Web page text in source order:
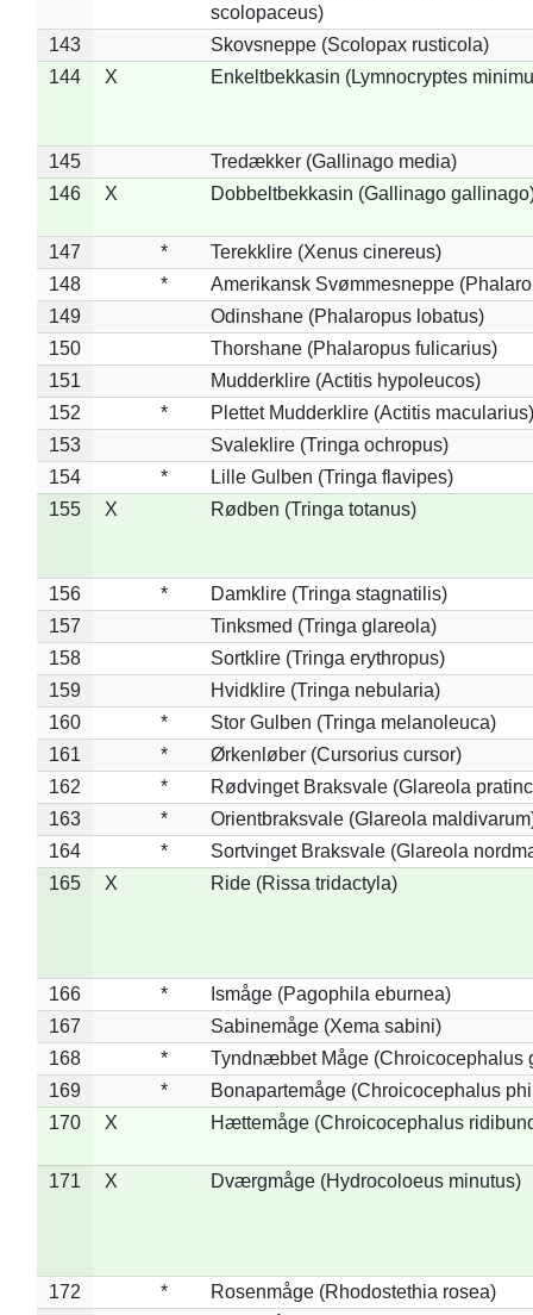
scolopaceus)
143
Skovsneppe (Scolopax rusticola)
144
X Enkeltbekkasin (Lymnocryptes
145
Tredækker (Gallinago media)
146
X Dobbeltbekkasin (Gallinago
147 *
Terekklire (Xenus cinereus)
148
*
Amerikansk Svømmesneppe
149
Odinshane (Phalaropus lobatus)
150
Thorshane (Phalaropus fulicarius)
151
Mudderklire (Actitis hypoleucos)
152
*
Plettet Mudderklire (Actitis macularius)
153
Svaleklire (Tringa ochropus)
154
*
Lille Gulben (Tringa flavipes)
155
X Rødben (Tringa totanus)
156 *
Damklire (Tringa stagnatilis)
157
Tinksmed (Tringa glareola)
158
Sortklire (Tringa erythropus)
159
Hvidklire (Tringa nebularia)
160
*
Stor Gulben (Tringa melanoleuca)
161
*
Ørkenløber (Cursorius cursor)
162
*
Rødvinget Braksvale (Glareola
163
*
Orientbraksvale (Glareola
164
*
Sortvinget Braksvale (Glareola
165
X Ride (Rissa tridactyla)
166 *
Ismåge (Pagophila eburnea)
167
Sabinemåge (Xema sabini)
168
*
Tyndnæbbet Måge (Chroicocephalus
169
*
Bonapartemåge (Chroicocephalus
170
X Hættemåge (Chroicocephalus
171 X Dværgmåge (Hydrocoloeus minutus)
172 *
Rosenmåge (Rhodostethia rosea)